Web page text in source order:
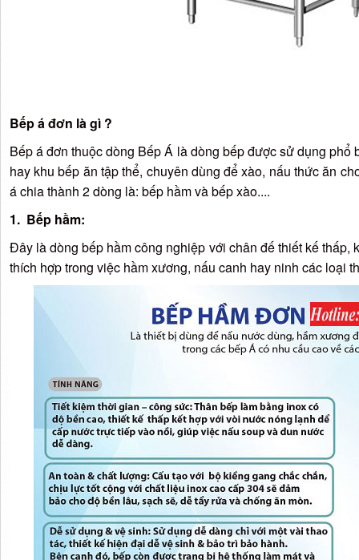
Bếp á đơn là gì ?
Bếp á đơn thuộc dòng Bếp Á là dòng bếp được sử dụng
hay khu bếp ăn tập thể, chuyên dùng để xào, nấu thức ăn
á chia thành 2 dòng là: bếp hầm và bếp xào....
1. Bếp hầm:
Đây là dòng bếp hầm công nghiệp với chân đế thiết kế thấp,
thích hợp trong việc hầm xương, nấu canh hay ninh các loại